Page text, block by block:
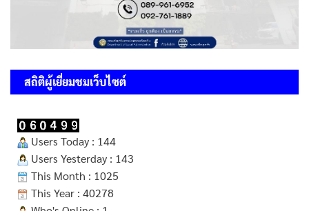
สถิติผู้เยี่ยมชมเว็บไซต์
Users Today : 144
Users Yesterday : 143
This Month : 1025
This Year : 40278